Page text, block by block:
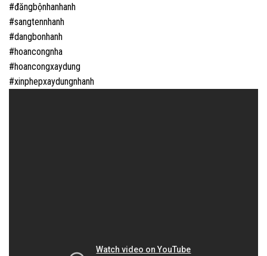
#đăngbộnhanhanh
#sangtennhanh
#dangbonhanh
#hoancongnha
#hoancongxaydung
#xinphepxaydungnhanh